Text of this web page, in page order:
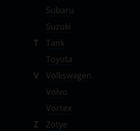
Subaru
Suzuki
T
Tank
Toyota
V
Volkswagen
Volvo
Vortex
Z
Zotye